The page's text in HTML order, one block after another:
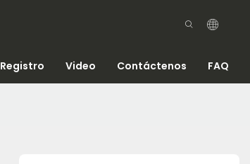
Registro Video Contáctenos FAQ